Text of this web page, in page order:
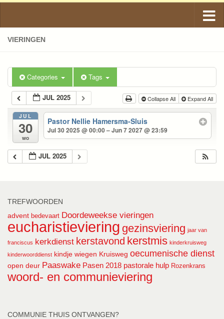
VIERINGEN
Categories Tags
JUL 2025 Collapse All Expand All
JUL
30
wo
Pastor Nellie Hamersma-Sluis
Jul 30 2025 @ 00:00 – Jun 7 2027 @ 23:59
JUL 2025
TREFWOORDEN
advent bedevaart Doordeweekse vieringen
eucharistieviering gezinsviering jaar van
franciscus kerkdienst kerstavond kerstmis kinderkruisweg
kinderwoorddienst kindje wiegen Kruisweg oecumenische dienst
open deur Paaswake Pasen 2018 pastorale hulp Rozenkrans
woord- en communieviering
COMMUNIE THUIS ONTVANGEN?